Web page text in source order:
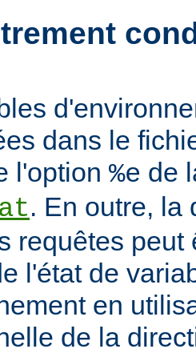
dans le
l'option %e de
. En outre, la
requêtes peut
l'état de
en
de la